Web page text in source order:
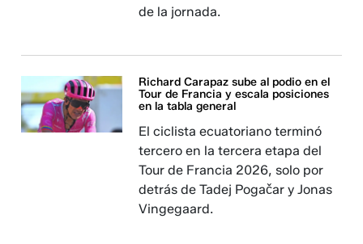
de la jornada.
Richard Carapaz sube al podio en el
Tour de Francia y escala posiciones
en la tabla general
El ciclista ecuatoriano terminó
tercero en la tercera etapa del
Tour de Francia 2026, solo por
detrás de Tadej Pogačar y Jonas
Vingegaard.